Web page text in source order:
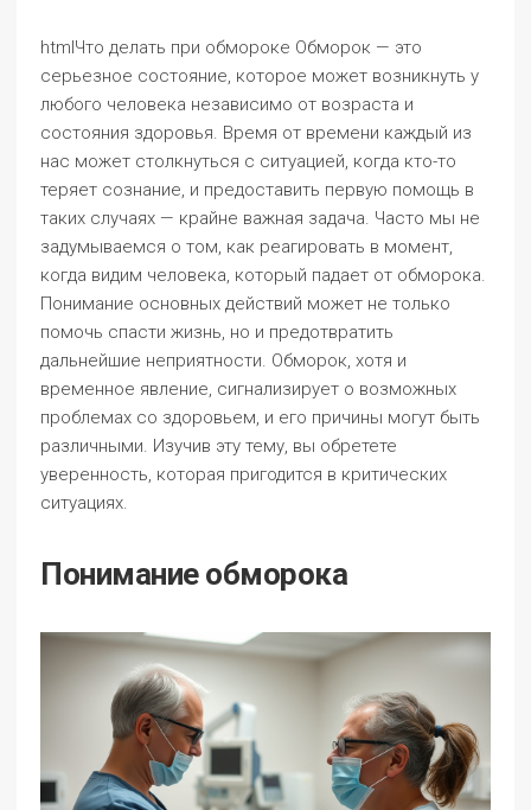
htmlЧто делать при обмороке Обморок — это
серьезное состояние, которое может возникнуть у
любого человека независимо от возраста и
состояния здоровья. Время от времени каждый из
нас может столкнуться с ситуацией, когда кто-то
теряет сознание, и предоставить первую помощь в
таких случаях — крайне важная задача. Часто мы не
задумываемся о том, как реагировать в момент,
когда видим человека, который падает от обморока.
Понимание основных действий может не только
помочь спасти жизнь, но и предотвратить
дальнейшие неприятности. Обморок, хотя и
временное явление, сигнализирует о возможных
проблемах со здоровьем, и его причины могут быть
различными. Изучив эту тему, вы обретете
уверенность, которая пригодится в критических
ситуациях.
Понимание обморока